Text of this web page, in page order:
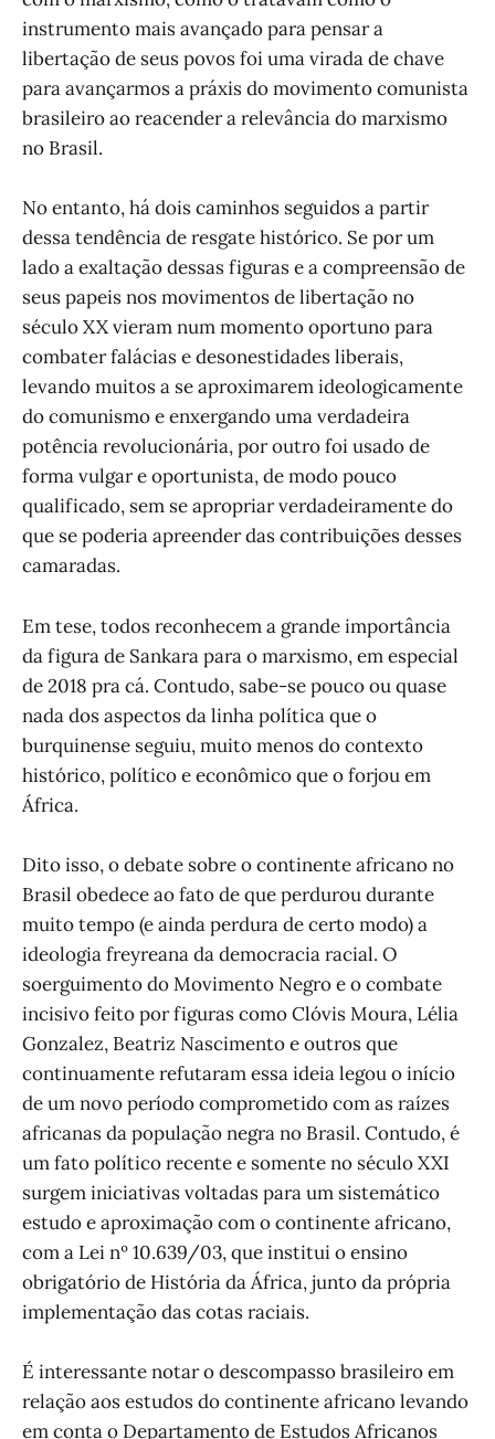
instrumento mais avançado para pensar a
libertação de seus povos foi uma virada de chave
para avançarmos a práxis do movimento comunista
brasileiro ao reacender a relevância do marxismo
no Brasil.
No entanto, há dois caminhos seguidos a partir
dessa tendência de resgate histórico. Se por um
lado a exaltação dessas figuras e a compreensão de
seus papeis nos movimentos de libertação no
século XX vieram num momento oportuno para
combater falácias e desonestidades liberais,
levando muitos a se aproximarem ideologicamente
do comunismo e enxergando uma verdadeira
potência revolucionária, por outro foi usado de
forma vulgar e oportunista, de modo pouco
qualificado, sem se apropriar verdadeiramente do
que se poderia apreender das contribuições desses
camaradas.
Em tese, todos reconhecem a grande importância
da figura de Sankara para o marxismo, em especial
de 2018 pra cá. Contudo, sabe-se pouco ou quase
nada dos aspectos da linha política que o
burquinense seguiu, muito menos do contexto
histórico, político e econômico que o forjou em
África.
Dito isso, o debate sobre o continente africano no
Brasil obedece ao fato de que perdurou durante
muito tempo (e ainda perdura de certo modo) a
ideologia freyreana da democracia racial. O
soerguimento do Movimento Negro e o combate
incisivo feito por figuras como Clóvis Moura, Lélia
Gonzalez, Beatriz Nascimento e outros que
continuamente refutaram essa ideia legou o início
de um novo período comprometido com as raízes
africanas da população negra no Brasil. Contudo, é
um fato político recente e somente no século XXI
surgem iniciativas voltadas para um sistemático
estudo e aproximação com o continente africano,
com a Lei nº 10.639/03, que institui o ensino
obrigatório de História da África, junto da própria
implementação das cotas raciais.
É interessante notar o descompasso brasileiro em
relação aos estudos do continente africano levando
em conta o Departamento de Estudos Africanos